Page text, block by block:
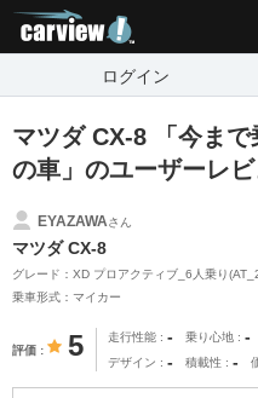
ログイン
マツダ CX-8 「今ま
の車」のユーザーレ
EYAZAWAさん
マツダ CX-8
グレード：XD プロアクティブ_6人乗り
乗車形式：マイカー
評価 5 走行性能 - 乗り心地 -
デザイン - 積載性 -